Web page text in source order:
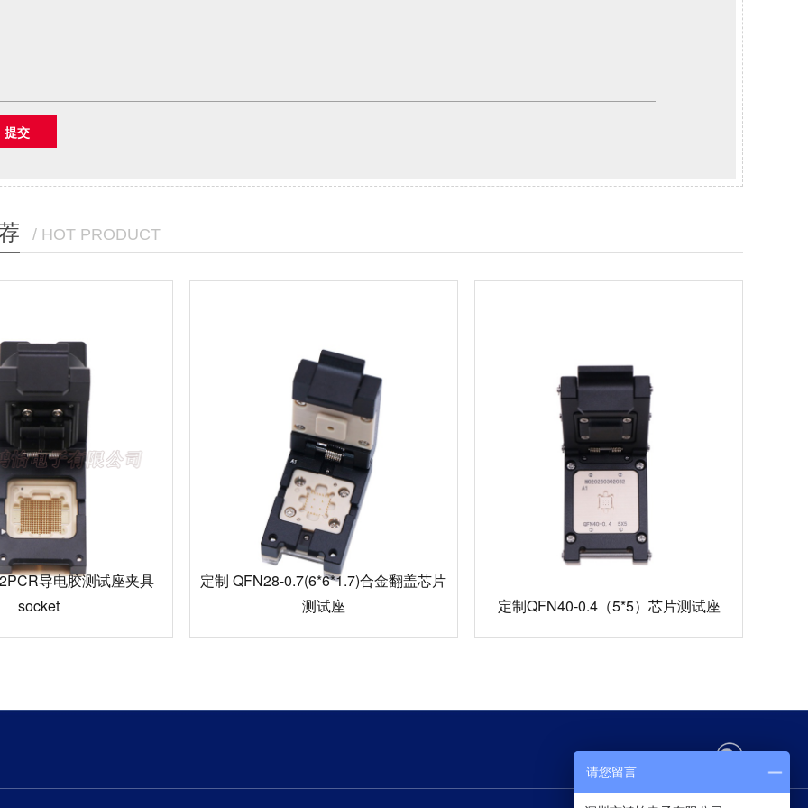
/ HOT PRODUCT
导电胶测试座夹具
socket
定制 QFN28-0.7(6*6*1.7)合金翻盖芯片
测试座
定制QFN40-0.4（5*5）芯片测试座
请您留言